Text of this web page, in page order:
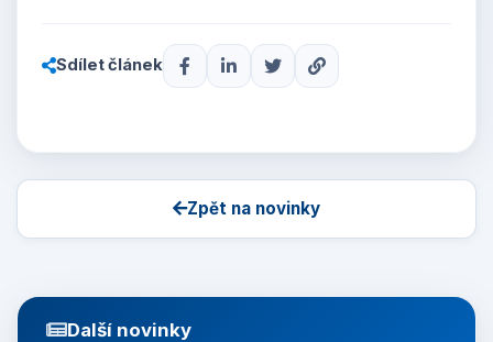
Sdílet článek
Zpět na novinky
Další novinky